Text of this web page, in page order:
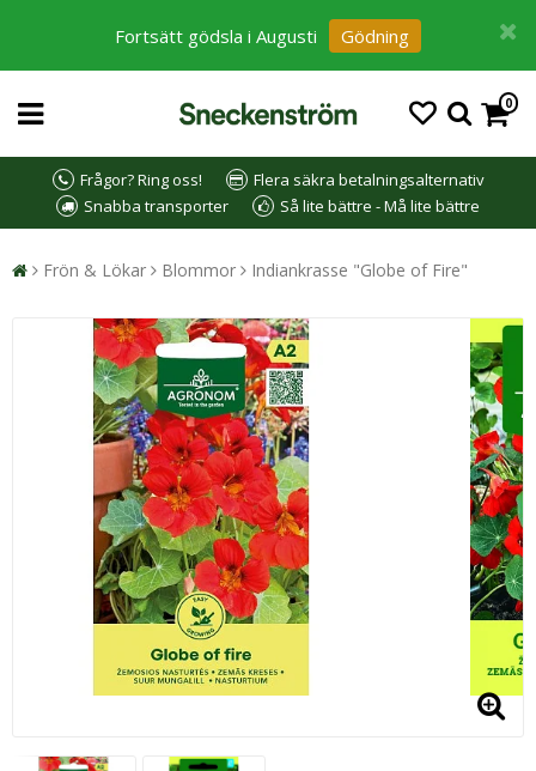
Fortsätt gödsla i Augusti Gödning
0
Frågor? Ring oss!
Flera säkra betalningsalternativ
Snabba transporter
Så lite bättre - Må lite bättre
Frön & Lökar Blommor Indiankrasse "Globe of Fire"